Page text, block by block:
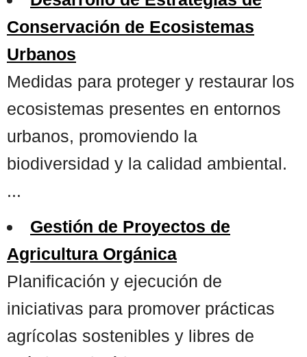
Conservación de Ecosistemas
Urbanos
Medidas para proteger y restaurar los
ecosistemas presentes en entornos
urbanos, promoviendo la
biodiversidad y la calidad ambiental.
...
Gestión de Proyectos de
Agricultura Orgánica
Planificación y ejecución de
iniciativas para promover prácticas
agrícolas sostenibles y libres de